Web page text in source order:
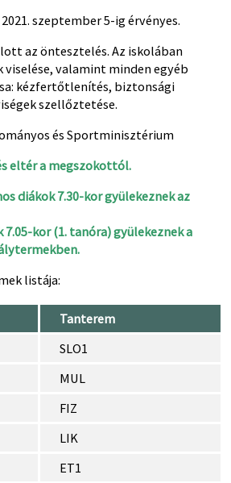
szeptember 5-ig érvényes.
az öntesztelés. Az iskolában
viselése, valamint minden egyéb
kézfertőtlenítés, biztonsági
szellőztetése.
és Sportminisztérium
eltér a megszokottól.
diákok 7.30-kor gyülekeznek az
kor (1. tanóra) gyülekeznek a
listája:
Tanterem
SLO1
MUL
FIZ
LIK
ET1